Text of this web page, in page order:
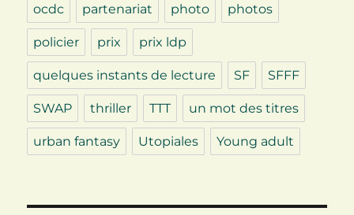
ocdc partenariat photo photos
policier prix prix ldp
quelques instants de lecture SF SFFF
SWAP thriller TTT un mot des titres
urban fantasy Utopiales Young adult